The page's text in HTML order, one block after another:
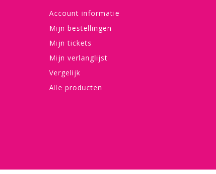
Account informatie
Mijn bestellingen
Mijn tickets
Mijn verlanglijst
Vergelijk
Alle producten